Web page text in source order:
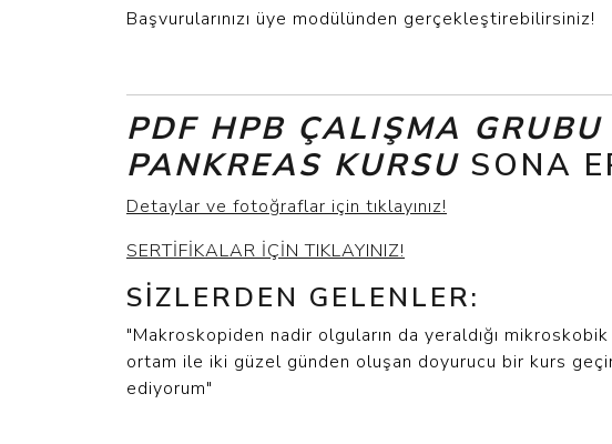
Başvurularınızı üye modülünden gerçekleştirebilirsiniz!
PDF HPB ÇALIŞMA
PANKREAS KURSU SONA
Detaylar ve fotoğraflar için tıklayınız!
SERTİFİKALAR İÇİN TIKLAYINIZ!
SIZLERDEN GELENLER:
"Makroskopiden nadir olguların da yeraldığı
ortam ile iki güzel günden oluşan doyurucu bir kurs
ediyorum"